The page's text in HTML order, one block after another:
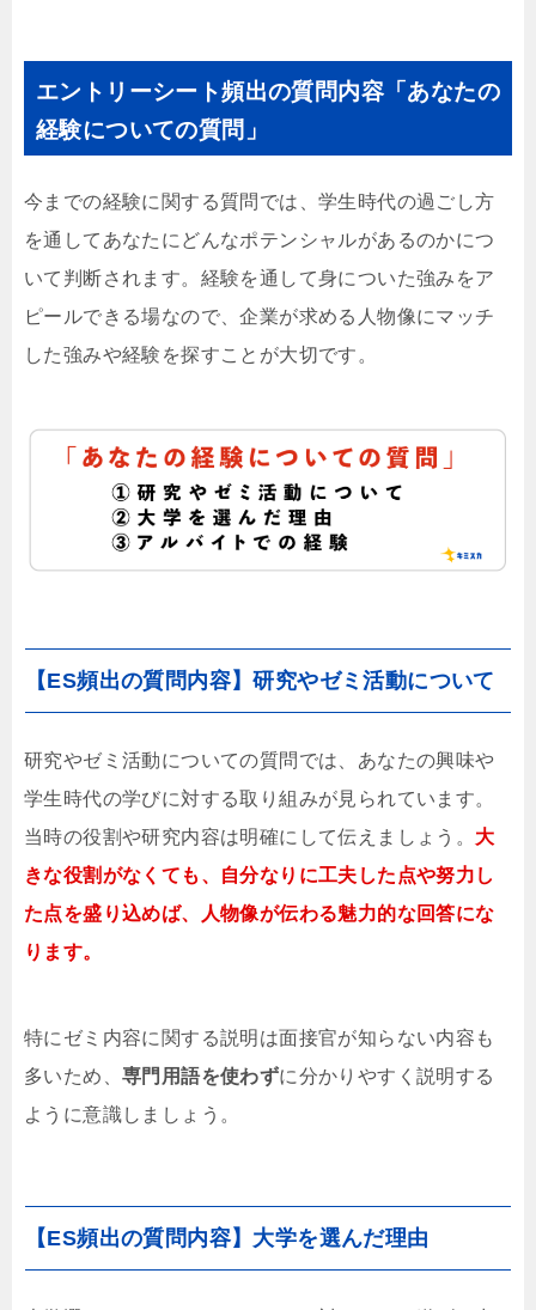
エントリーシート頻出の質問内容「あなたの
経験についての質問」
今までの経験に関する質問では、学生時代の過ごし方
を通してあなたにどんなポテンシャルがあるのかにつ
いて判断されます。経験を通して身についた強みをア
ピールできる場なので、企業が求める人物像にマッチ
した強みや経験を探すことが大切です。
【ES頻出の質問内容】研究やゼミ活動について
研究やゼミ活動についての質問では、あなたの興味や
学生時代の学びに対する取り組みが見られています。
当時の役割や研究内容は明確にして伝えましょう。 大
きな役割がなくても、自分なりに工夫した点や努力し
た点を盛り込めば、人物像が伝わる魅力的な回答にな
ります。
特にゼミ内容に関する説明は面接官が知らない内容も
多いため、 専門用語を使わずに分かりやすく説明する
ように意識しましょう。
【ES頻出の質問内容】大学を選んだ理由